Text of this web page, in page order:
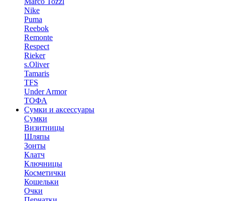
Nike
Puma
Reebok
Remonte
Respect
Rieker
s.Oliver
Tamaris
TFS
Under Armor
ТОФА
Сумки и аксессуары
Сумки
Визитницы
Шляпы
Зонты
Клатч
Ключницы
Косметички
Кошельки
Очки